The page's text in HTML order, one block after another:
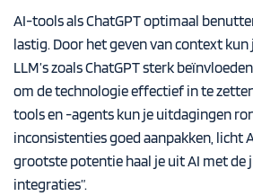
AI-tools als ChatGPT optimaal
lastig. Door het geven van context kun
LLM’s zoals ChatGPT sterk
om de technologie effectief in te
tools en -agents kun je uitdagingen
inconsistenties goed aanpakken, licht
grootste potentie haal je uit AI met de
integraties”.